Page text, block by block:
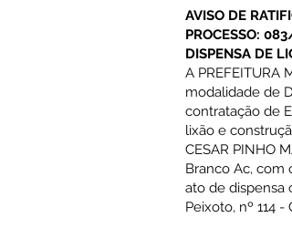
AVISO DE
PROCESSO:
DISPENSA DE
A PREFEITURA
modalidade de
contratação de
lixão e
CESAR PINHO
Branco Ac, com
ato de dispensa
Peixoto, nº 114